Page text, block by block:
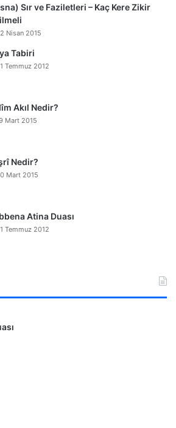
Sır ve Faziletleri – Kaç Kere Zikir
Nisan 2015
Tabiri
Temmuz 2012
Akıl Nedir?
Mart 2015
Nedir?
Mart 2015
Atina Duası
Temmuz 2012